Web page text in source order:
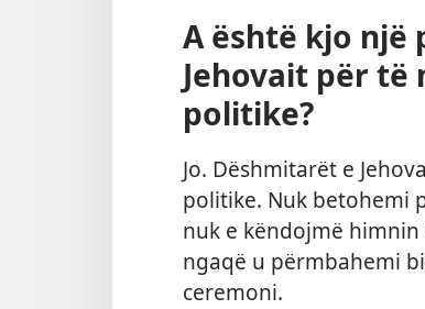
A është kjo një
Jehovait për të
politike?
Jo. Dëshmitarët e
politike. Nuk betohemi
nuk e këndojmë
ngaqë u përmbahemi
ceremoni.